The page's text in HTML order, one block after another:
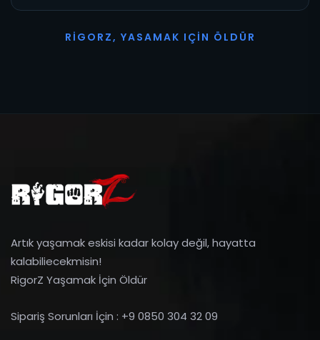
R I G O R Z, YASAMAK I ÇI N Ö L D Ü R
Artık yaşamak eskisi kadar kolay değil, hayatta
kalabiliecekmisin!
RigorZ Yaşamak İçin Öldür
Sipariş Sorunları İçin : +9 0850 304 32 09